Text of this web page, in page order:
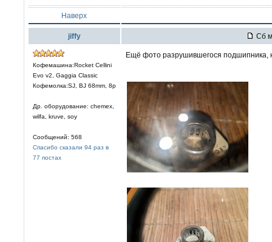
Наверх
jiffy Сб
Кофемашина:Rocket Cellini
Evo v2, Gaggia Classic
Кофемолка:SJ, BJ 68mm, 8р
Др. оборудование: chemex,
wilfa, kruve, soy
Сообщений: 568
Спасибо сказали 94 раз в
77 постах
Ещё фото разрушившегося подшипника,